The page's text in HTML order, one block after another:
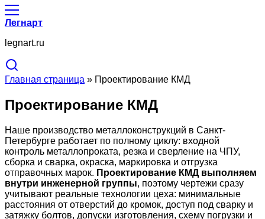
Легнарт
legnart.ru
Главная страница » Проектирование КМД
Проектирование КМД
Наше производство металлоконструкций в Санкт-
Петербурге работает по полному циклу: входной
контроль металлопроката, резка и сверление на ЧПУ,
сборка и сварка, окраска, маркировка и отгрузка
отправочных марок. Проектирование КМД выполняем
внутри инженерной группы, поэтому чертежи сразу
учитывают реальные технологии цеха: минимальные
расстояния от отверстий до кромок, доступ под сварку и
затяжку болтов, допуски изготовления, схему погрузки и